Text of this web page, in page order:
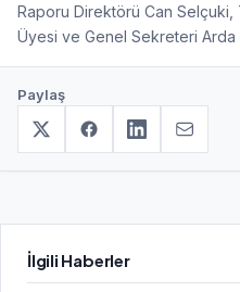
Raporu Direktörü Can Selçuki,
Üyesi ve Genel Sekreteri Arda
Paylaş
İlgili Haberler